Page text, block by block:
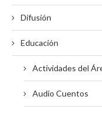
Difusión
Educación
Actividades del
Audio Cuentos